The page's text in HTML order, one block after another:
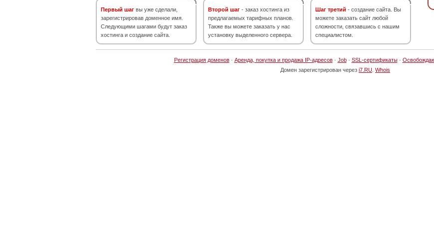
Первый шаг вы уже сделали,
зарегистрировав доменное имя.
Следующими шагами будут заказ
хостинга и создание сайта.
Второй шаг - заказ хостинга из
предлагаемых тарифных планов.
Также вы можете заказать у нас
установку выделенного сервера.
Шаг третий - создание сайта. Вы
можете заказать сайт любой
сложности, связавшись с нашим
специалистом.
Регистрация доменов· Аренда, покупка и продажа IP-адресов· Job· SSL-сертификаты·
Домен зарегистрирован через i7.RU Whois